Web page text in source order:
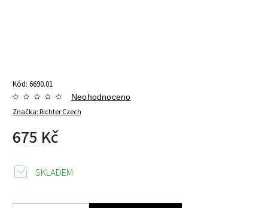
Kód: 6690.01
Značka:Richter Czech
Neohodnoceno
675 Kč
SKLADEM